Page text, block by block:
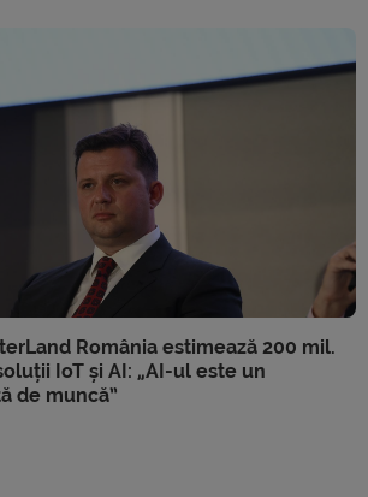
România estimează 200 mil.
IoT și AI: „AI-ul este un
de muncă”